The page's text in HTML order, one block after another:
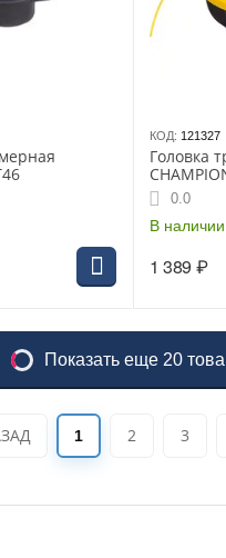
КОД: 121327
Головка
М12*1,50
левая)
FS450;
0.0
В наличии
1 389 ₽
Показать еще 20
1 2 3